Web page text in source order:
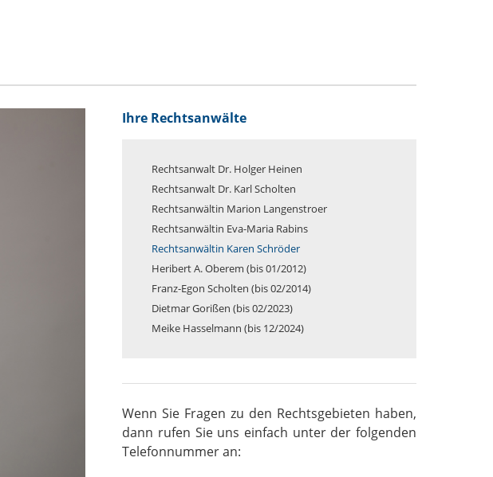
Ihre Rechtsanwälte
Rechtsanwalt Dr. Holger Heinen
Rechtsanwalt Dr. Karl Scholten
Rechtsanwältin Marion Langenstroer
Rechtsanwältin Eva-Maria Rabins
Rechtsanwältin Karen Schröder
Heribert A. Oberem (bis 01/2012)
Franz-Egon Scholten (bis 02/2014)
Dietmar Gorißen (bis 02/2023)
Meike Hasselmann (bis 12/2024)
Wenn Sie Fragen zu den Rechtsgebieten haben,
dann rufen Sie uns einfach unter der folgenden
Telefonnummer an: